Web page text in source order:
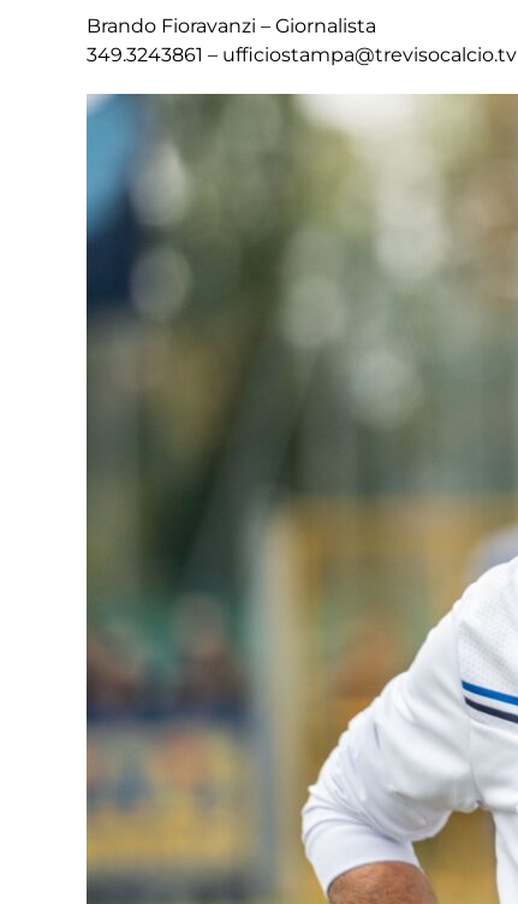
Brando Fioravanzi – Giornalista
349.3243861 – ufficiostampa@trevisocalcio.tv